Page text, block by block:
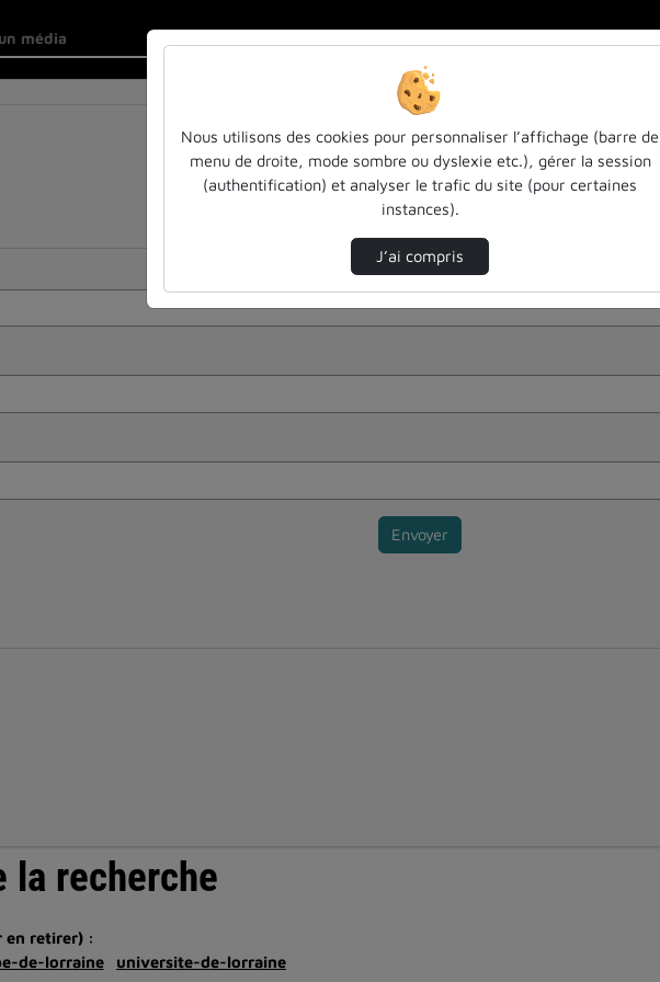
Envoyer
la recherche
en retirer) :
de-lorraine universite-de-lorraine
Nous utilisons des cookies pour personnaliser l’affichage (barre de
menu de droite, mode sombre ou dyslexie etc.), gérer la session
(authentification) et analyser le trafic du site (pour certaines
instances).
J’ai compris